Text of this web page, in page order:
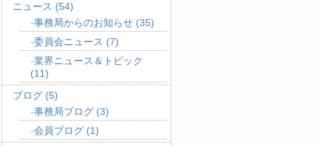
ニュース (54)
事務局からのお知らせ (35)
委員会ニュース (7)
業界ニュース＆トピック
(11)
ブログ (5)
事務局ブログ (3)
会員ブログ (1)